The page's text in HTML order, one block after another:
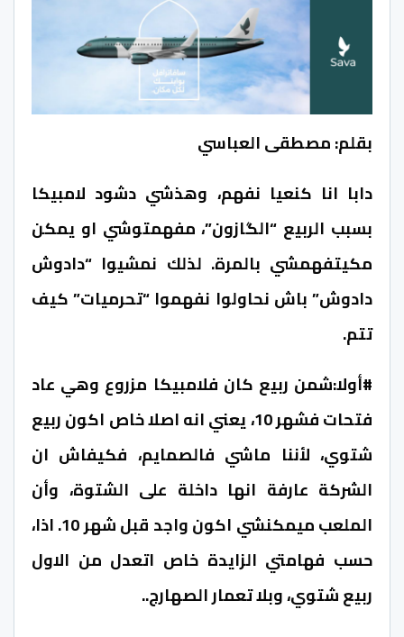
بقلم: مصطقى العباسي
دابا انا كنعيا نفهم، وهذشي دشود لامبيكا
بسبب الربيع “الگازون”، مفهمتوشي او يمكن
مكيتفهمشي بالمرة. لذلك نمشيوا “دادوش
دادوش” باش نحاولوا نفهموا “تحرميات” كيف
تتم.
#أولا:شمن ربيع كان فلامبيكا مزروع وهي عاد
فتحات فشهر 10، يعني انه اصلا خاص اكون ربيع
شتوي، لأننا ماشي فالصمايم، فكيفاش ان
الشركة عارفة انها داخلة على الشتوة، وأن
الملعب ميمكنشي اكون واجد قبل شهر 10. اذا،
حسب فهامتي الزايدة خاص اتعدل من الاول
ربيع شتوي، وبلا تعمار الصهارج..